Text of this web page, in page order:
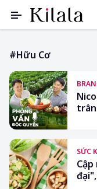
#hữu Cơ
SỨC